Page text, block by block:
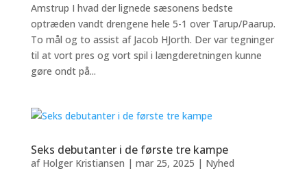
Amstrup I hvad der lignede sæsonens bedste
optræden vandt drengene hele 5-1 over Tarup/Paarup.
To mål og to assist af Jacob HJorth. Der var tegninger
til at vort pres og vort spil i længderetningen kunne
gøre ondt på...
Seks debutanter i de første tre kampe
af Holger Kristiansen | mar 25, 2025 | Nyhed